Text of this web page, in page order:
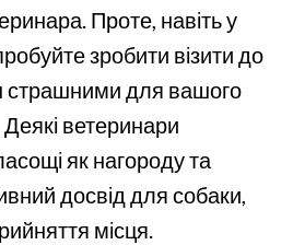
Проте, навіть у
зробити візити до
страшними для вашого
ветеринари
як нагороду та
досвід для собаки,
місця.